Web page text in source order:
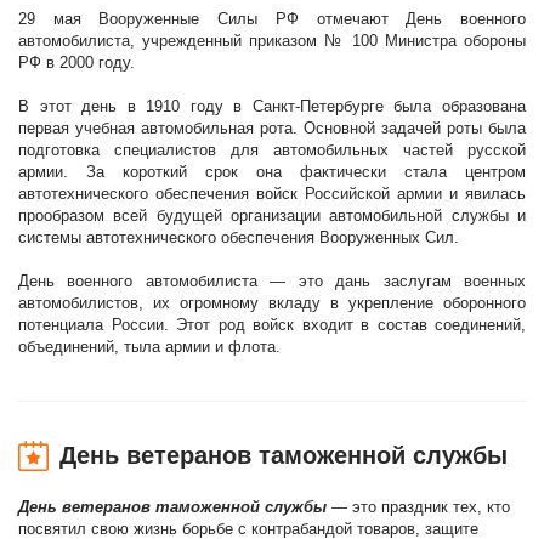
29 мая Вооруженные Силы РФ отмечают День военного
автомобилиста, учрежденный приказом № 100 Министра обороны
РФ в 2000 году.
В этот день в 1910 году в Санкт-Петербурге была образована
первая учебная автомобильная рота. Основной задачей роты была
подготовка специалистов для автомобильных частей русской
армии. За короткий срок она фактически стала центром
автотехнического обеспечения войск Российской армии и явилась
прообразом всей будущей организации автомобильной службы и
системы автотехнического обеспечения Вооруженных Сил.
День военного автомобилиста — это дань заслугам военных
автомобилистов, их огромному вкладу в укрепление оборонного
потенциала России. Этот род войск входит в состав соединений,
объединений, тыла армии и флота.
День ветеранов таможенной службы
День ветеранов таможенной службы — это праздник тех, кто
посвятил свою жизнь борьбе с контрабандой товаров, защите